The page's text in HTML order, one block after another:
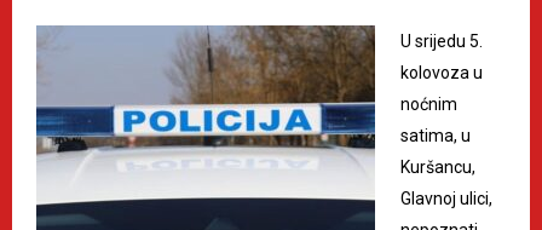
U srijedu 5.
kolovoza u
noćnim
satima, u
Kuršancu,
Glavnoj ulici,